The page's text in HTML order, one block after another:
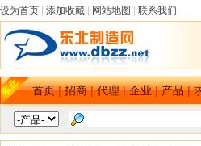
设为首页 添加收藏 网站地图 联系我们
首页|招商|代理|企业|产品|